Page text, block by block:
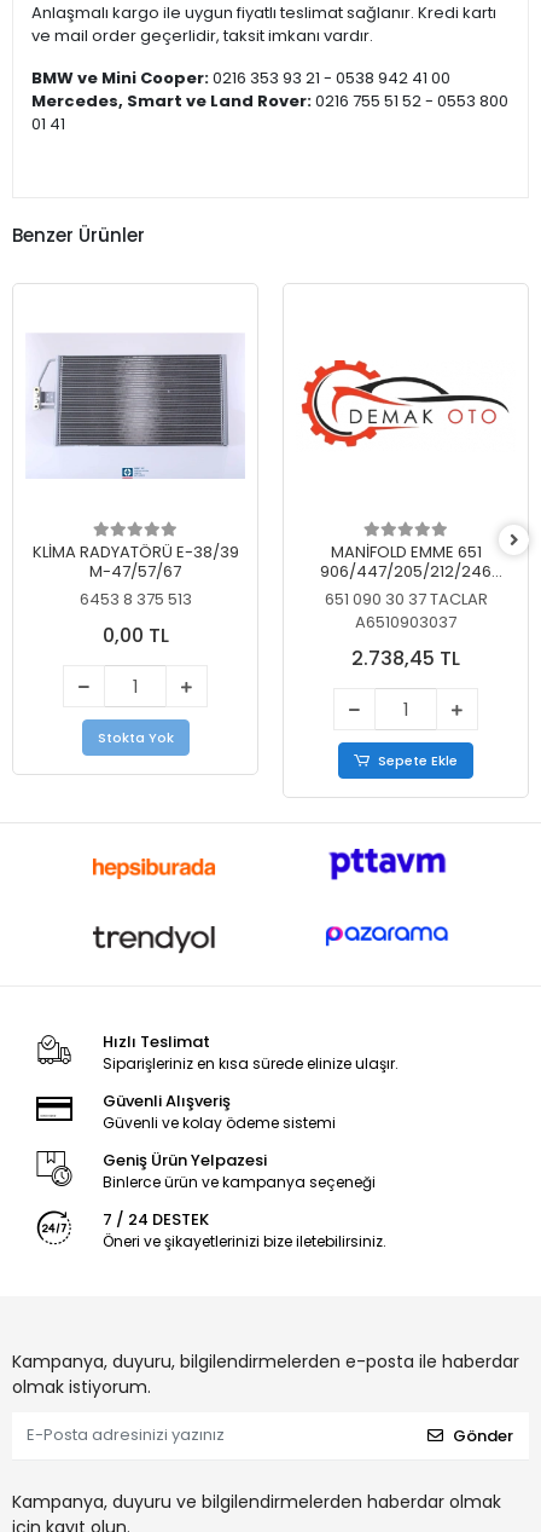
Anlaşmalı kargo ile uygun fiyatlı teslimat sağlanır. Kredi kartı
ve mail order geçerlidir, taksit imkanı vardır.
BMW ve Mini Cooper:0216 353 93 21 - 0538 942 41 00
Mercedes, Smart ve Land Rover:0216 755 51 52 - 0553 800
01 41
Benzer Ürünler
KLİMA RADYATÖRÜ E-38/39
M-47/57/67
6453 8 375 513
0,00 TL
Stokta Yok
MANİFOLD EMME 651
906/447/205/212/246
KELEBEKSİZ
651 090 30 37 TACLAR
A6510903037
2.738,45 TL
Sepete Ekle
Hızlı Teslimat
Siparişleriniz en kısa sürede elinize ulaşır.
Güvenli Alışveriş
Güvenli ve kolay ödeme sistemi
Geniş Ürün Yelpazesi
Binlerce ürün ve kampanya seçeneği
7 / 24 DESTEK
Öneri ve şikayetlerinizi bize iletebilirsiniz.
Kampanya, duyuru, bilgilendirmelerden e-posta ile haberdar
olmak istiyorum.
Gönder
Kampanya, duyuru ve bilgilendirmelerden haberdar olmak
için kayıt olun.